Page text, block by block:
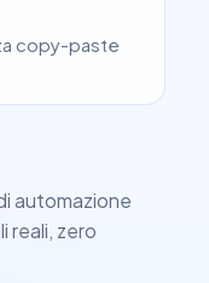
copy-paste
automazione
reali, zero